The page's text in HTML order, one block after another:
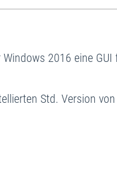
2016 eine GUI
Std. Version